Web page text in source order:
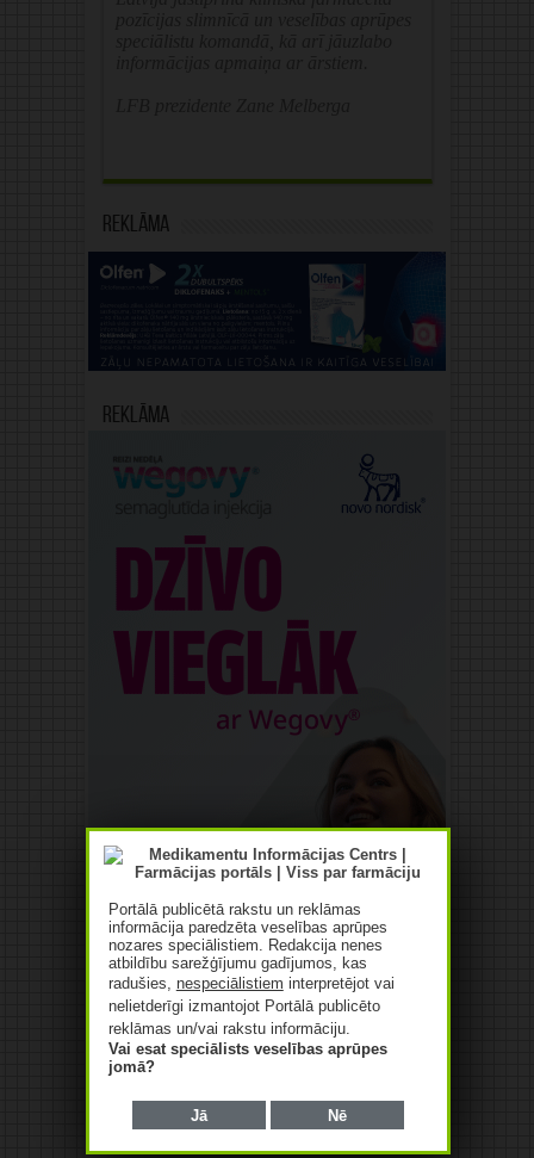
Reklāma
Reklāma
Portālā publicētā rakstu un reklāmas
informācija paredzēta veselības aprūpes
nozares speciālistiem. Redakcija nenes
atbildību sarežģījumu gadījumos, kas
radušies, nespeciālistiem interpretējot vai
nelietderīgi izmantojot Portālā publicēto
reklāmas un/vai rakstu informāciju.
Vai esat speciālists veselības aprūpes
jomā?
Jā Nē